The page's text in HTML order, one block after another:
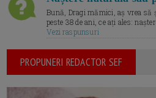
Bună, Dragi mămici, aș vrea să
peste 38 de ani, ce ați ales:
Vezi raspunsuri
PROPUNERI REDACTOR SEF